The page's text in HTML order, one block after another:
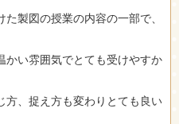
製図の授業の内容の一部で、
かい雰囲気でとても受けやすか
方、捉え方も変わりとても良い